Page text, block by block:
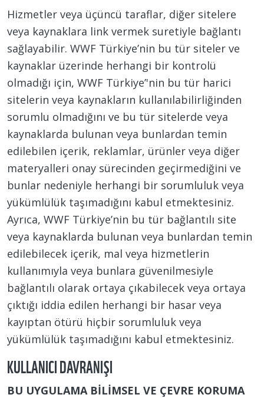
Hizmetler veya üçüncü taraflar, diğer sitelere
veya kaynaklara link vermek suretiyle bağlantı
sağlayabilir. WWF Türkiye’nin bu tür siteler ve
kaynaklar üzerinde herhangi bir kontrolü
olmadığı için, WWF Türkiye’'nin bu tür harici
sitelerin veya kaynakların kullanılabilirliğinden
sorumlu olmadığını ve bu tür sitelerde veya
kaynaklarda bulunan veya bunlardan temin
edilebilen içerik, reklamlar, ürünler veya diğer
materyalleri onay sürecinden geçirmediğini ve
bunlar nedeniyle herhangi bir sorumluluk veya
yükümlülük taşımadığını kabul etmektesiniz.
Ayrıca, WWF Türkiye’nin bu tür bağlantılı site
veya kaynaklarda bulunan veya bunlardan temin
edilebilecek içerik, mal veya hizmetlerin
kullanımıyla veya bunlara güvenilmesiyle
bağlantılı olarak ortaya çıkabilecek veya ortaya
çıktığı iddia edilen herhangi bir hasar veya
kayıptan ötürü hiçbir sorumluluk veya
yükümlülük taşımadığını kabul etmektesiniz.
KULLANICI DAVRANIŞI
BU UYGULAMA BİLİMSEL VE ÇEVRE KORUMA